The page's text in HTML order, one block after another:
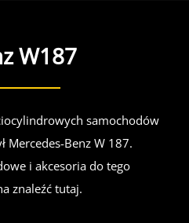
W187
samochodów
Mercedes-Benz W 187.
i akcesoria do tego
znaleźć tutaj.